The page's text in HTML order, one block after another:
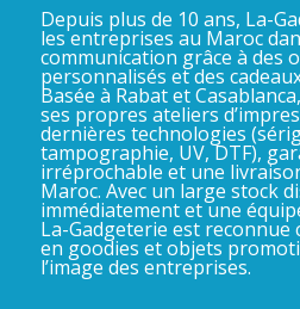
Depuis plus de 10 ans, La-
les entreprises au Maroc
communication grâce à des
personnalisés et des
Basée à Rabat et
ses propres ateliers
dernières technologies
tampographie, UV, DTF),
irréprochable et une
Maroc. Avec un large stock
immédiatement et une
La-Gadgeterie est reconnue
en goodies et objets
l’image des entreprises.